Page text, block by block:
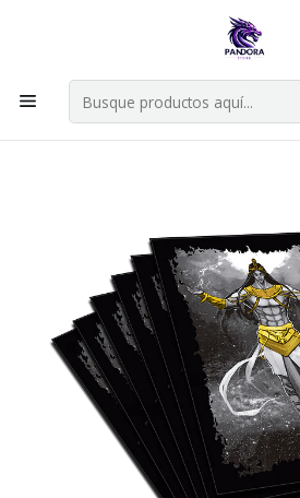
Por compras en cartas singles
Explorar singles
Inicio Juegos de cartas TCG
PROTECTOR DJEDEFOR TOP DECK -